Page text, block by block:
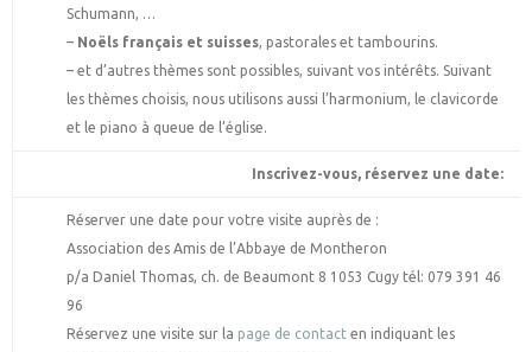
Schumann, …
– Noëls français et suisses, pastorales et tambourins.
– et d’autres thèmes sont possibles, suivant vos intérêts. Suivant
les thèmes choisis, nous utilisons aussi l’harmonium, le clavicorde
et le piano à queue de l’église.
Inscrivez-vous, réservez une date:
Réserver une date pour votre visite auprès de :
Association des Amis de l’Abbaye de Montheron
p/a Daniel Thomas, ch. de Beaumont 8 1053 Cugy tél: 079 391 46
96
Réservez une visite sur la page de contact en indiquant les